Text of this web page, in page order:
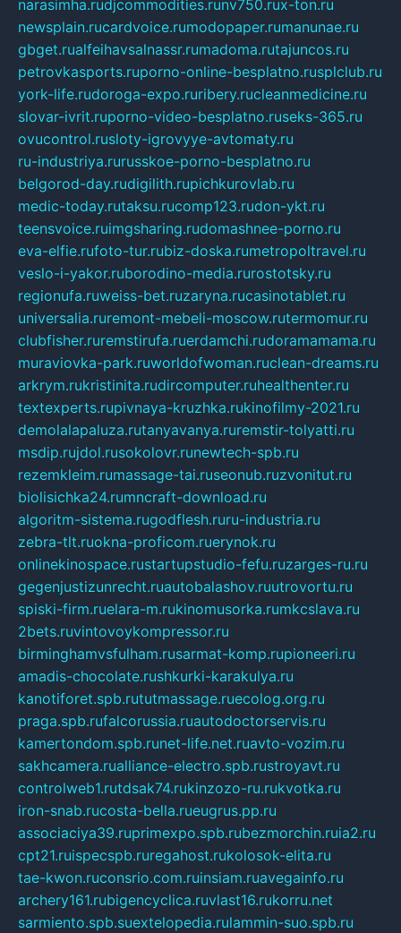
narasimha.rudjcommodities.runv750.rux-ton.ru
newsplain.rucardvoice.rumodopaper.rumanunae.ru
gbget.rualfeihavsalnassr.rumadoma.rutajuncos.ru
petrovkasports.ruporno-online-besplatno.rusplclub.ru
york-life.rudoroga-expo.ruribery.rucleanmedicine.ru
slovar-ivrit.ruporno-video-besplatno.ruseks-365.ru
ovucontrol.rusloty-igrovyye-avtomaty.ru
ru-industriya.rurusskoe-porno-besplatno.ru
belgorod-day.rudigilith.rupichkurovlab.ru
medic-today.rutaksu.rucomp123.rudon-ykt.ru
teensvoice.ruimgsharing.rudomashnee-porno.ru
eva-elfie.rufoto-tur.rubiz-doska.rumetropoltravel.ru
veslo-i-yakor.ruborodino-media.rurostotsky.ru
regionufa.ruweiss-bet.ruzaryna.rucasinotablet.ru
universalia.ruremont-mebeli-moscow.rutermomur.ru
clubfisher.ruremstirufa.ruerdamchi.rudoramamama.ru
muraviovka-park.ruworldofwoman.ruclean-dreams.ru
arkrym.rukristinita.rudircomputer.ruhealthenter.ru
textexperts.rupivnaya-kruzhka.rukinofilmy-2021.ru
demolalapaluza.rutanyavanya.ruremstir-tolyatti.ru
msdip.rujdol.rusokolovr.runewtech-spb.ru
rezemkleim.rumassage-tai.ruseonub.ruzvonitut.ru
biolisichka24.rumncraft-download.ru
algoritm-sistema.rugodflesh.ruru-industria.ru
zebra-tlt.ruokna-proficom.ruerynok.ru
onlinekinospace.rustartupstudio-fefu.ruzarges-ru.ru
gegenjustizunrecht.ruautobalashov.ruutrovortu.ru
spiski-firm.ruelara-m.rukinomusorka.rumkcslava.ru
2bets.ruvintovoykompressor.ru
birminghamvsfulham.rusarmat-komp.rupioneeri.ru
amadis-chocolate.rushkurki-karakulya.ru
kanotiforet.spb.rututmassage.ruecolog.org.ru
praga.spb.rufalcorussia.ruautodoctorservis.ru
kamertondom.spb.runet-life.net.ruavto-vozim.ru
sakhcamera.rualliance-electro.spb.rustroyavt.ru
controlweb1.rutdsak74.rukinzozo-ru.rukvotka.ru
iron-snab.rucosta-bella.rueugrus.pp.ru
associaciya39.ruprimexpo.spb.rubezmorchin.ruia2.ru
cpt21.ruispecspb.ruregahost.rukolosok-elita.ru
tae-kwon.ruconsrio.com.ruinsiam.ruavegainfo.ru
archery161.rubigencyclica.ruvlast16.rukorru.net
sarmiento.spb.suextelopedia.rulammin-suo.spb.ru